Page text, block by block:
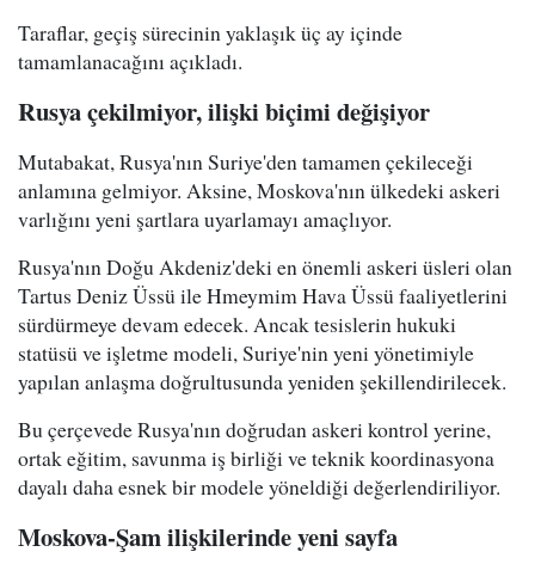
Taraflar, geçiş sürecinin yaklaşık üç ay içinde
tamamlanacağını açıkladı.
Rusya çekilmiyor, ilişki biçimi değişiyor
Mutabakat, Rusya'nın Suriye'den tamamen çekileceği
anlamına gelmiyor. Aksine, Moskova'nın ülkedeki askeri
varlığını yeni şartlara uyarlamayı amaçlıyor.
Rusya'nın Doğu Akdeniz'deki en önemli askeri üsleri olan
Tartus Deniz Üssü ile Hmeymim Hava Üssü faaliyetlerini
sürdürmeye devam edecek. Ancak tesislerin hukuki
statüsü ve işletme modeli, Suriye'nin yeni yönetimiyle
yapılan anlaşma doğrultusunda yeniden şekillendirilecek.
Bu çerçevede Rusya'nın doğrudan askeri kontrol yerine,
ortak eğitim, savunma iş birliği ve teknik koordinasyona
dayalı daha esnek bir modele yöneldiği değerlendiriliyor.
Moskova-Şam ilişkilerinde yeni sayfa